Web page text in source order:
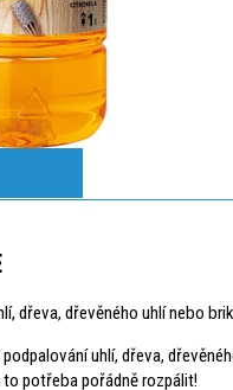
dřeva, dřevěného uhlí nebo
uhlí, dřeva,
potřeba pořádně rozpálit!